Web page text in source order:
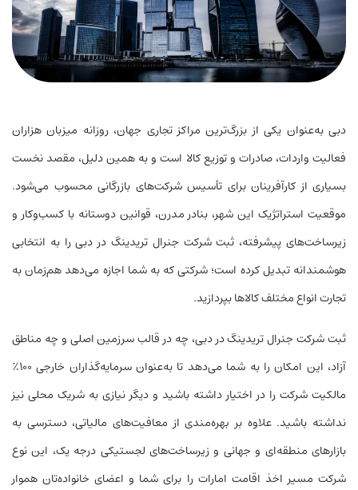
دبی به‌عنوان یکی از بزرگ‌ترین مراکز تجاری جهان، روزانه میزبان هزاران
فعالیت واردات، صادرات و توزیع کالا است و به همین دلیل، مقصد نخست
بسیاری از کارآفرینان برای تأسیس شرکت‌های بازرگانی محسوب می‌شود.
موقعیت استراتژیک این شهر، بنادر مدرن، قوانین دوستانه با کسب‌وکار و
زیرساخت‌های پیشرفته، ثبت شرکت جنرال تریدینگ در دبی را به انتخابی
هوشمندانه تبدیل کرده است؛ شرکتی که به شما اجازه می‌دهد هم‌زمان به
تجارت انواع مختلف کالاها بپردازید.
ثبت شرکت جنرال تریدینگ در دبی، چه در قالب سرزمین اصلی و چه مناطق
آزاد، این امکان را به شما می‌دهد تا به‌عنوان سرمایه‌گذاران خارجی ۱۰۰٪
مالکیت شرکت را در اختیار داشته باشید و دیگر نیازی به شریک محلی نیز
نداشته باشید. علاوه بر بهره‌مندی از معافیت‌های مالیاتی، دسترسی به
بازارهای منطقه‌ای و جهانی و زیرساخت‌های لجستیکی درجه یک، این نوع
شرکت مسیر اخذ اقامت امارات را برای شما و اعضای خانواده‌تان هموار